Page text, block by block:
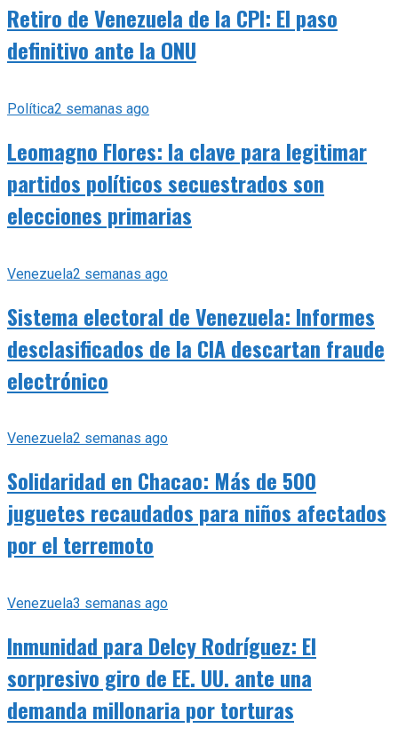
Retiro de Venezuela de la CPI: El paso
definitivo ante la ONU
Política2 semanas ago
Leomagno Flores: la clave para legitimar
partidos políticos secuestrados son
elecciones primarias
Venezuela2 semanas ago
Sistema electoral de Venezuela: Informes
desclasificados de la CIA descartan fraude
electrónico
Venezuela2 semanas ago
Solidaridad en Chacao: Más de 500
juguetes recaudados para niños afectados
por el terremoto
Venezuela3 semanas ago
Inmunidad para Delcy Rodríguez: El
sorpresivo giro de EE. UU. ante una
demanda millonaria por torturas